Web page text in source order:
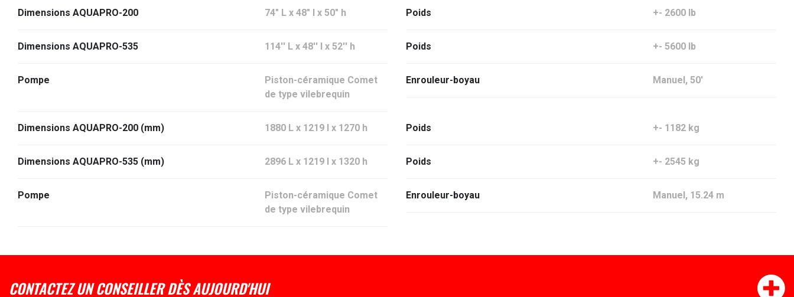
Dimensions AQUAPRO-200 74" L x 48" l x 50" h Poids +- 2600 lb
Dimensions AQUAPRO-535 114'' L x 48'' l x 52'' h Poids +- 5600 lb
Pompe
Piston-céramique Comet
de type vilebrequin
Enrouleur-boyau Manuel, 50′
Dimensions AQUAPRO-200 (mm) 1880 L x 1219 l x 1270 h Poids +- 1182 kg
Dimensions AQUAPRO-535 (mm) 2896 L x 1219 l x 1320 h Poids +- 2545 kg
Pompe
Piston-céramique Comet
de type vilebrequin
Enrouleur-boyau Manuel, 15.24 m
CONTACTEZ UN CONSEILLER DÈS AUJOURD'HUI